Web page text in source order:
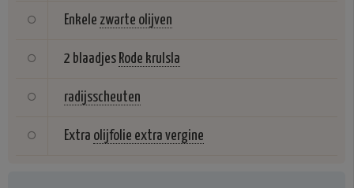
Enkele zwarte olijven
2 blaadjes Rode krulsla
radijsscheuten
Extra olijfolie extra vergine